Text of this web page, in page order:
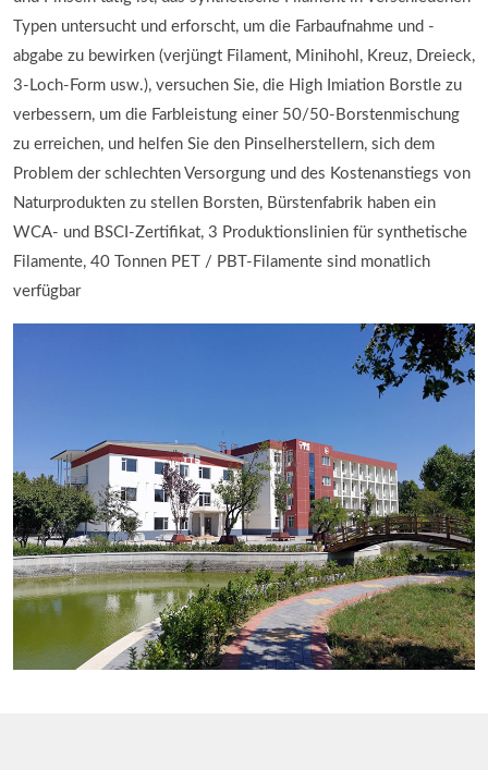
Typen untersucht und erforscht, um die Farbaufnahme und -
abgabe zu bewirken (verjüngt Filament, Minihohl, Kreuz, Dreieck,
3-Loch-Form usw.), versuchen Sie, die High Imiation Borstle zu
verbessern, um die Farbleistung einer 50/50-Borstenmischung
zu erreichen, und helfen Sie den Pinselherstellern, sich dem
Problem der schlechten Versorgung und des Kostenanstiegs von
Naturprodukten zu stellen Borsten, Bürstenfabrik haben ein
WCA- und BSCI-Zertifikat, 3 Produktionslinien für synthetische
Filamente, 40 Tonnen PET / PBT-Filamente sind monatlich
verfügbar